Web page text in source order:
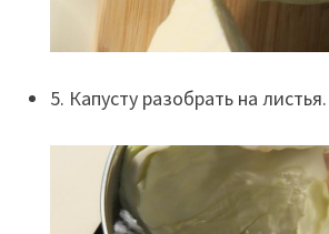
5. Капусту разобрать на листья.